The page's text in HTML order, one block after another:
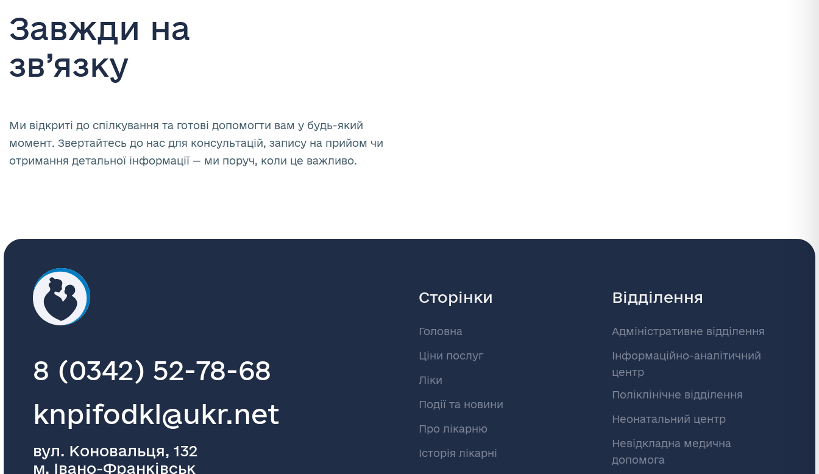
Завжди на
зв’язку
Ми відкриті до спілкування та готові допомогти вам у будь-який
момент. Звертайтесь до нас для консультацій, запису на прийом чи
отримання детальної інформації — ми поруч, коли це важливо.
8 (0342) 52-78-68
knpifodkl@ukr.net
вул. Коновальця, 132
м. Івано-Франківськ
Сторінки
Головна
Ціни послуг
Ліки
Події та новини
Про лікарню
Історія лікарні
Відділення
Адміністративне відділення
Інформаційно-аналітичний
центр
Поліклінічне відділення
Неонатальний центр
Невідкладна медична
допомога